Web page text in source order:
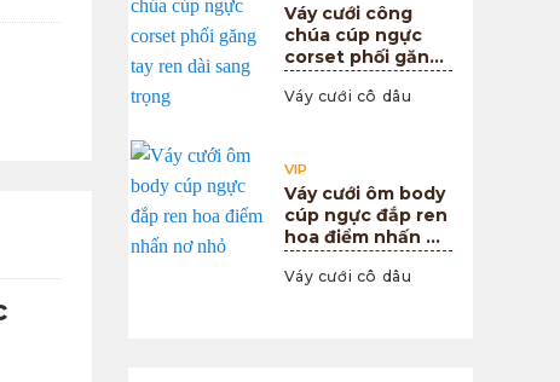
Váy cưới công
chúa cúp ngực
corset phối găng
tay ren dài sang
trọng
Váy cưới cô dâu
VIP
Váy cưới ôm body
cúp ngực đắp ren
hoa điểm nhấn nơ
nhỏ
Váy cưới cô dâu